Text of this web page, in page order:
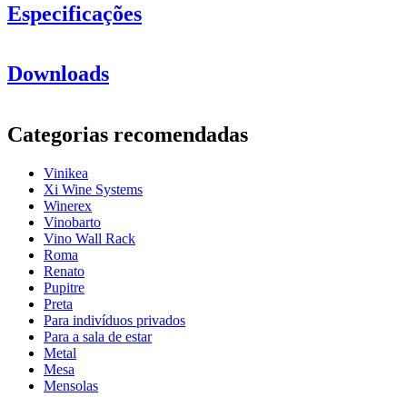
Especificações
Número do produto
acabamento Preto, Metal
Dimensões (LxAxP cm)
Altura (cm)
Largura (cm)24
profundidade (cm)
Peso (kg)
Garrafas
Número de garrafas (Bordeaux)
Downloads
Categorias recomendadas
Vinikea
Xi Wine Systems
Winerex
Vinobarto
Vino Wall Rack
Roma
Renato
Pupitre
Preta
Para indivíduos privados
Para a sala de estar
Metal
Mesa
Mensolas